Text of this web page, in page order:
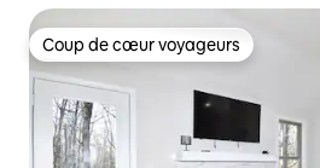
Coup de cœur voyageurs
Coup de cœur voyageurs